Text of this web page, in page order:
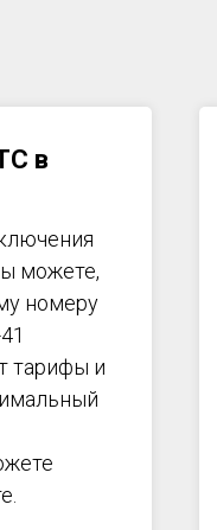
в
можете,
номеру
тарифы и